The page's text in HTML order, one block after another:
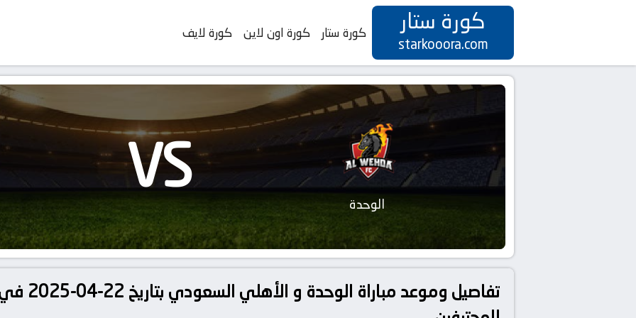
كورة ستار
starkooora.com
كورة ستار كورة اون لاين كورة لايف
الوحدة VS
تفاصيل